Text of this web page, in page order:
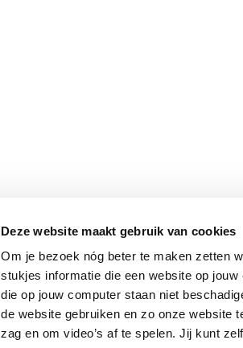
Deze website maakt gebruik van cookies
Om je bezoek nóg beter te maken zetten
stukjes informatie die een website op
die op jouw computer staan niet
de website gebruiken en zo onze website
zag en om video’s af te spelen. Jij kunt